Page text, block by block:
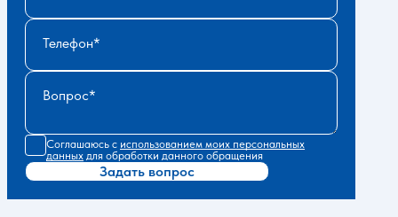
Телефон
Вопрос
Соглашаюсь с использованием моих персональных
данных для обработки данного обращения
Задать вопрос